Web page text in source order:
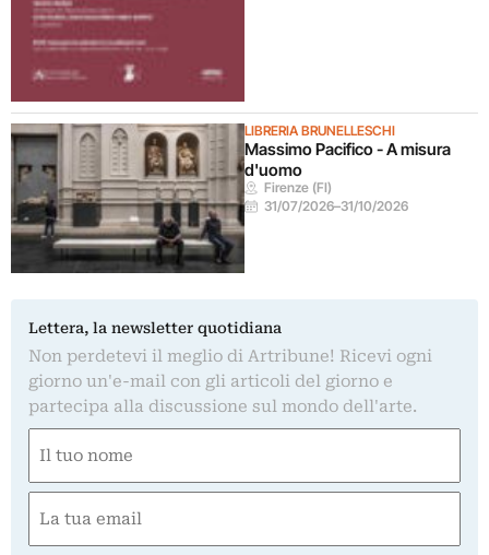
LIBRERIA BRUNELLESCHI
Massimo Pacifico - A misura
d'uomo
Firenze (FI)
31/07/2026–31/10/2026
Lettera, la newsletter quotidiana
Non perdetevi il meglio di Artribune! Ricevi ogni
giorno un'e-mail con gli articoli del giorno e
partecipa alla discussione sul mondo dell'arte.
(Required)
First
(Required)